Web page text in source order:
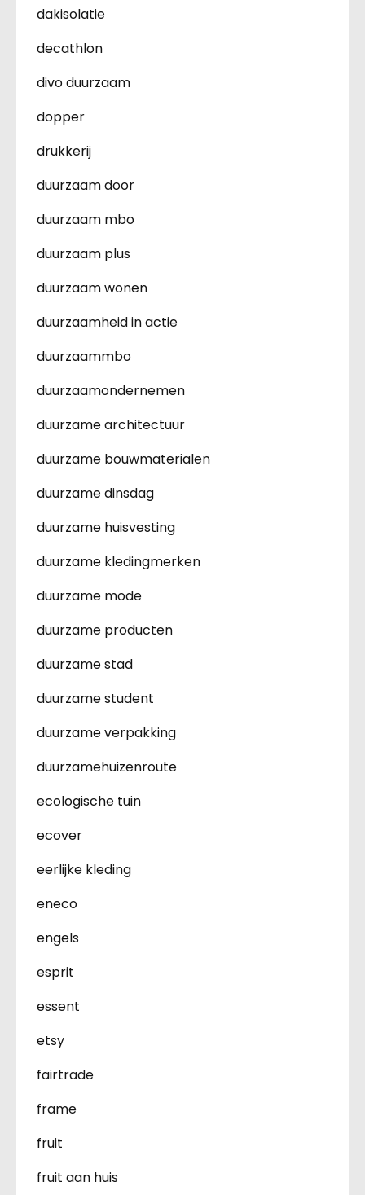
dakisolatie
decathlon
divo duurzaam
dopper
drukkerij
duurzaam door
duurzaam mbo
duurzaam plus
duurzaam wonen
duurzaamheid in actie
duurzaammbo
duurzaamondernemen
duurzame architectuur
duurzame bouwmaterialen
duurzame dinsdag
duurzame huisvesting
duurzame kledingmerken
duurzame mode
duurzame producten
duurzame stad
duurzame student
duurzame verpakking
duurzamehuizenroute
ecologische tuin
ecover
eerlijke kleding
eneco
engels
esprit
essent
etsy
fairtrade
frame
fruit
fruit aan huis